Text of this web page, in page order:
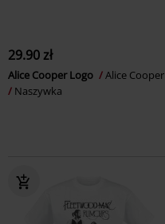
29.90 zł
Alice Cooper Logo
Alice Cooper
Naszywka